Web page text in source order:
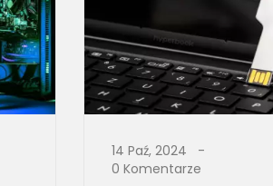
14 Paź, 2024
0 Komentarze